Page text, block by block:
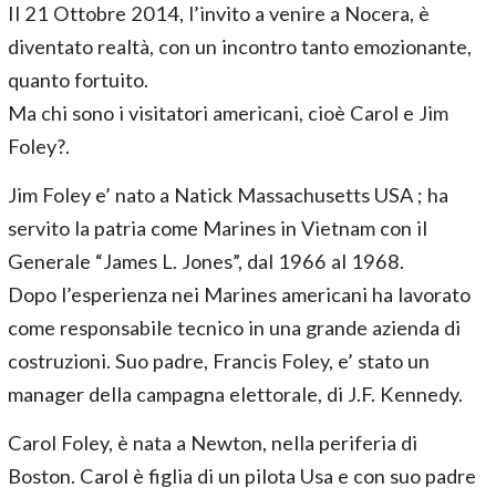
Il 21 Ottobre 2014, l’invito a venire a Nocera, è
diventato realtà, con un incontro tanto emozionante,
quanto fortuito.
Ma chi sono i visitatori americani, cioè Carol e Jim
Foley?.
Jim Foley e’ nato a Natick Massachusetts USA ; ha
servito la patria come Marines in Vietnam con il
Generale “James L. Jones”, dal 1966 al 1968.
Dopo l’esperienza nei Marines americani ha lavorato
come responsabile tecnico in una grande azienda di
costruzioni. Suo padre, Francis Foley, e’ stato un
manager della campagna elettorale, di J.F. Kennedy.
Carol Foley, è nata a Newton, nella periferia di
Boston. Carol è figlia di un pilota Usa e con suo padre